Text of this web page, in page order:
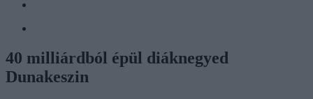
40 milliárdból épül diáknegyed
Dunakeszin